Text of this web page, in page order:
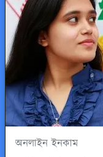
অনলাইন ইনকাম